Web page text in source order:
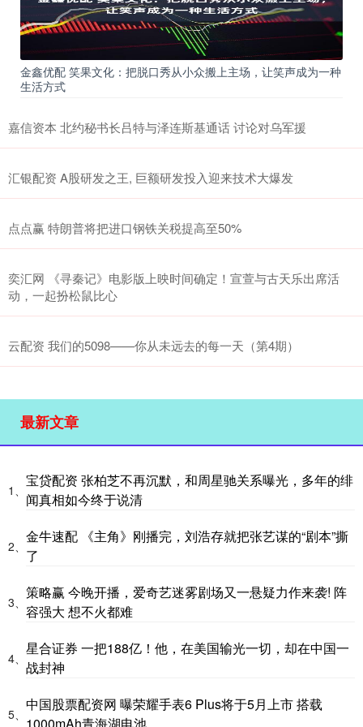
金鑫优配 笑果文化：把脱口秀从小众搬上主场，让笑声成为一种
生活方式
嘉信资本 北约秘书长吕特与泽连斯基通话 讨论对乌军援
汇银配资 A股研发之王, 巨额研发投入迎来技术大爆发
点点赢 特朗普将把进口钢铁关税提高至50%
奕汇网 《寻秦记》电影版上映时间确定！宣萱与古天乐出席活
动，一起扮松鼠比心
云配资 我们的5098——你从未远去的每一天（第4期）
最新文章
1、
宝贷配资 张柏芝不再沉默，和周星驰关系曝光，多年的绯
闻真相如今终于说清
2、
金牛速配 《主角》刚播完，刘浩存就把张艺谋的“剧本”撕
了
3、
策略赢 今晚开播，爱奇艺迷雾剧场又一悬疑力作来袭! 阵
容强大 想不火都难
4、
星合证券 一把188亿！他，在美国输光一切，却在中国一
战封神
5、
中国股票配资网 曝荣耀手表6 Plus将于5月上市 搭载